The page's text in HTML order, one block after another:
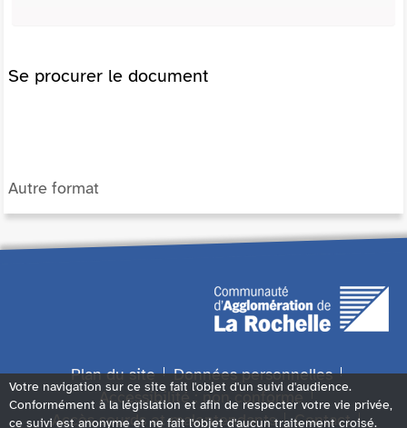
Se procurer le document
Autre format
Plan du site
Données personnelles
Accessibilité : non conforme
Accès sourds et malentendants
Contact
Votre navigation sur ce site fait l'objet d'un suivi d'audience.
Conformément à la législation et afin de respecter votre vie privée,
ce suivi est anonyme et ne fait l'objet d'aucun traitement croisé.